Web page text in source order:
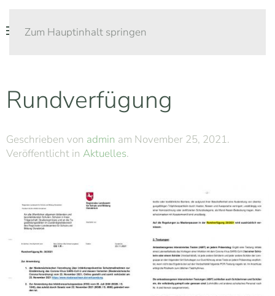
Zum Hauptinhalt springen
Rundverfügung
Geschrieben von admin am November 25, 2021.
Veröffentlicht in Aktuelles.